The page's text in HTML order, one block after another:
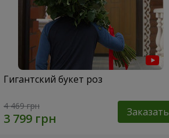
Гигантский букет роз
4 469 грн Заказать